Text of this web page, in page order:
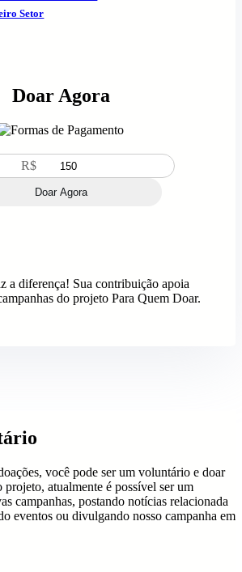
Setor
Doar Agora
R$
Doar Agora
a diferença! Sua contribuição apoia
do projeto Para Quem Doar.
você pode ser um voluntário e doar
projeto, atualmente é possível ser um
campanhas, postando notícias relacionada
eventos ou divulgando nosso campanha em